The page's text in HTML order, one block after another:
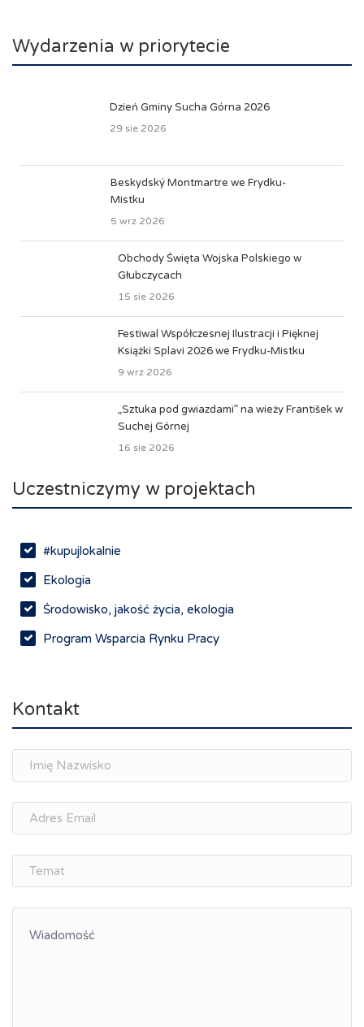
Wydarzenia w priorytecie
Dzień Gminy Sucha Górna 2026
29 sie 2026
Beskydský Montmartre we Frydku-
Mistku
5 wrz 2026
Obchody Święta Wojska Polskiego w
Głubczycach
15 sie 2026
Festiwal Współczesnej Ilustracji i Pięknej
Książki Splavi 2026 we Frydku-Mistku
9 wrz 2026
„Sztuka pod gwiazdami” na wieży František w
Suchej Górnej
16 sie 2026
Uczestniczymy w projektach
#kupujlokalnie
Ekologia
Środowisko, jakość życia, ekologia
Program Wsparcia Rynku Pracy
Spotkania branżowe
osobisty
Memorandum Gospodarcze PL-CZ
Śląskie Porozumienie Gospodarcze
ŚLĄSK.ONLINE
Integracja
Kontakt